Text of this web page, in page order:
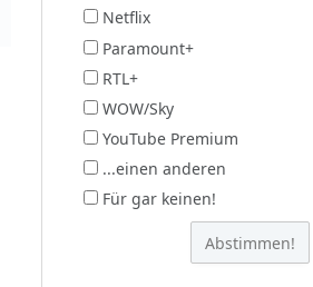
Netflix
Paramount+
RTL+
WOW/Sky
YouTube Premium
...einen anderen
Für gar keinen!